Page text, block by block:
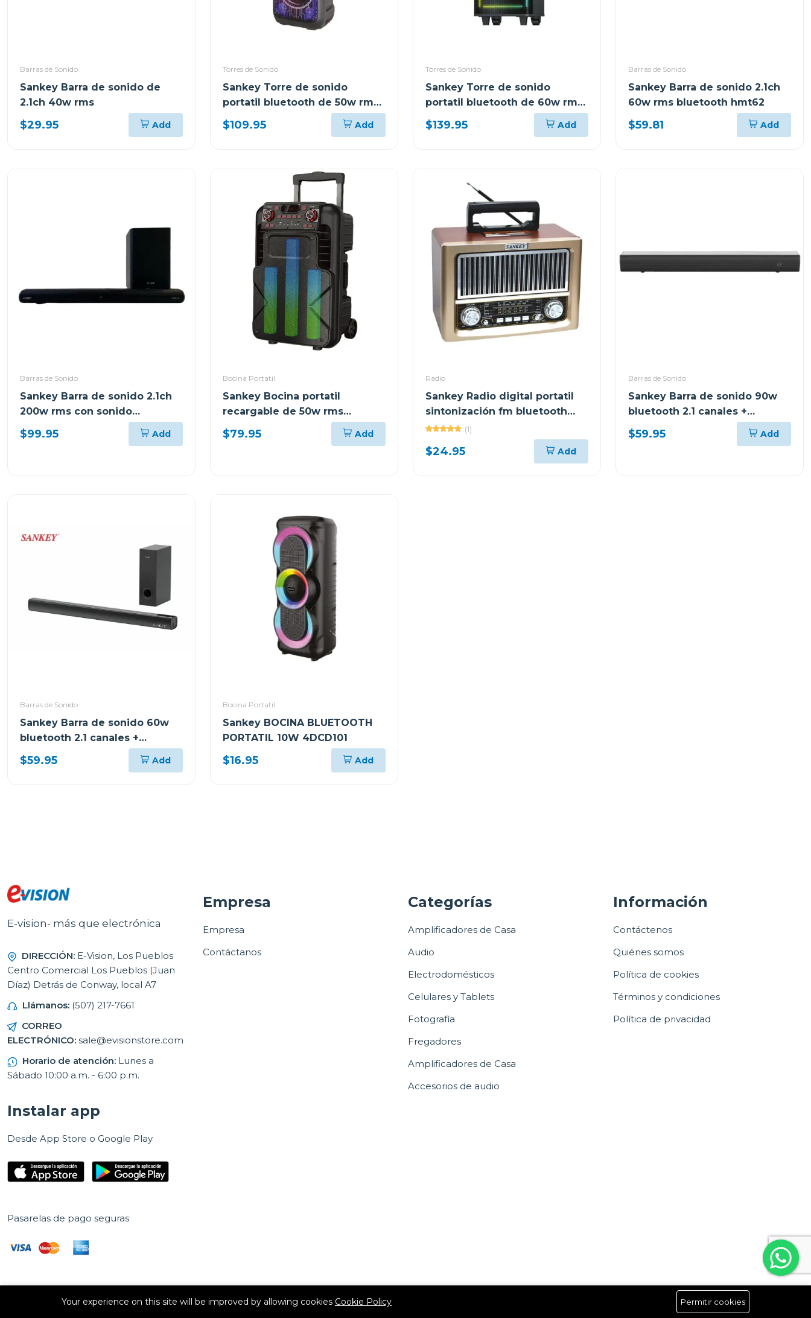
Barras de Sonido
Sankey Barra de sonido de
2.1ch 40w rms
$29.95 Add
Torres de Sonido
Sankey Torre de sonido
portatil bluetooth de 50w rms
10dcc54t
$109.95 Add
Torres de Sonido
Sankey Torre de sonido
portatil bluetooth de 60w rms
pa8dcn
$139.95 Add
Barras de Sonido
Sankey Barra de sonido 2.1ch
60w rms bluetooth hmt62
$59.81 Add
Barras de Sonido
Sankey Barra de sonido 2.1ch
200w rms con sonido
envolvente 3d hmt200
$99.95 Add
Bocina Portatil
Sankey Bocina portatil
recargable de 50w rms
bluetooth pa12dcm
$79.95 Add
Radio
Sankey Radio digital portatil
sintonización fm bluetooth
dorado (1)
$24.95 Add
Barras de Sonido
Sankey Barra de sonido 90w
bluetooth 2.1 canales +
subwoofer hmt83
$59.95 Add
Barras de Sonido
Sankey Barra de sonido 60w
bluetooth 2.1 canales +
subwoofer hmt66
$59.95 Add
Bocina Portatil
Sankey BOCINA BLUETOOTH
PORTATIL 10W 4DCD101
$16.95 Add
E-vision- más que electrónica
DIRECCIÓN: E-Vision, Los Pueblos
Centro Comercial Los Pueblos (Juan
Díaz) Detrás de Conway, local A7
Llámanos: (507) 217-7661
CORREO
ELECTRÓNICO: sale@evisionstore.com
Horario de atención: Lunes a
Sábado 10:00 a.m. - 6:00 p.m.
Empresa
Empresa
Contáctanos
Categorías
Amplificadores de Casa
Audio
Electrodomésticos
Celulares y Tablets
Fotografía
Fregadores
Amplificadores de Casa
Accesorios de audio
Información
Contáctenos
Quiénes somos
Política de cookies
Términos y condiciones
Política de privacidad
Instalar app
Desde App Store o Google Play
Pasarelas de pago seguras
Síguenos
Your experience on this site will be improved by allowing cookies Cookie Policy Permitir cookies